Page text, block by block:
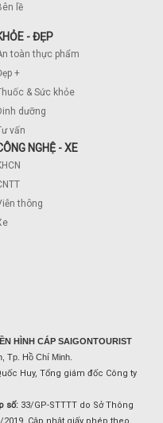
lề
- ĐẸP
toàn thực phẩm
+
& Sức khỏe
dưỡng
vấn
NGHỆ - XE
thông
HÌNH CÁP SAIGONTOURIST
Tp. Hồ Chí Minh.
Huy, Tổng giám đốc Công ty
số: 33/GP-STTTT do Sở Thông